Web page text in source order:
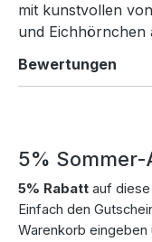
mit kunstvollen
und Eichhörnchen
Bewertungen
5% Sommer-
5% Rabatt auf
Einfach den
Warenkorb